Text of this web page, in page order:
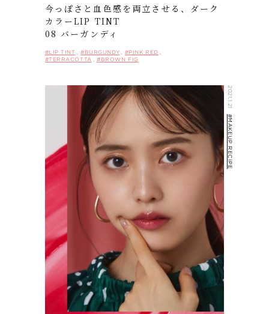
HOME
CONCEPT
今っぽさと血色感を両立させる、ダーク
カラーLIP TINT
08 バーガンディ
#LIP TINT #BURGUNDY
#PINK RED
#TERRACOTTA
#BROWN FIG
2021.1.21
#MAKEUP RECIPE